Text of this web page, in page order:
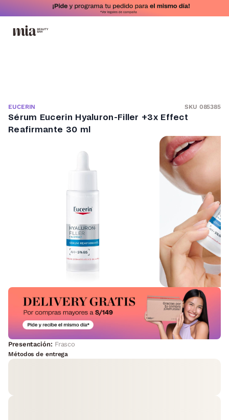
EUCERIN SKU 085385
Sérum Eucerin Hyaluron-Filler +3x Effect
Reafirmante 30 ml
Presentación: Frasco
Métodos de entrega